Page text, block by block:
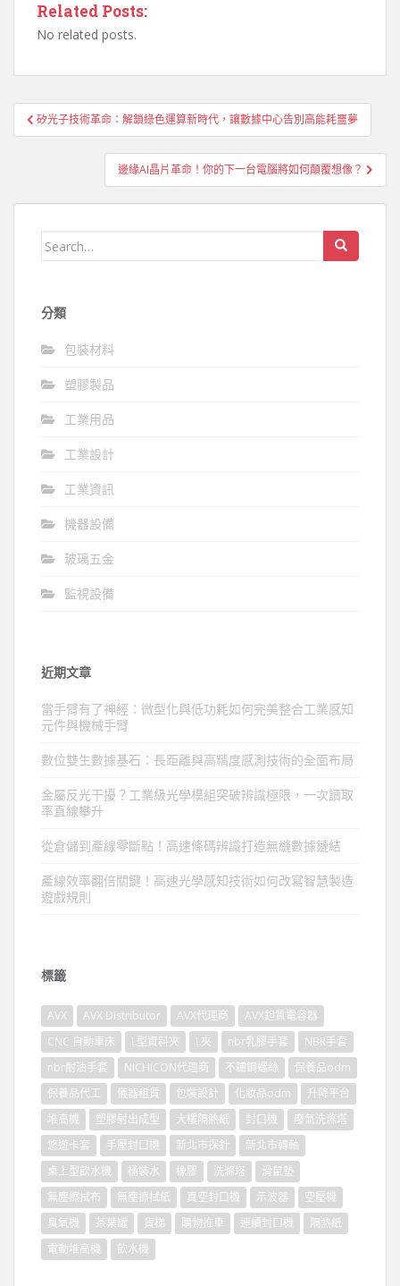
Related Posts:
No related posts.
文
章
矽光子技術革命：解鎖綠色運算新時代，讓數據中心告別高能耗噩夢
邊緣AI晶片革命！你的下一台電腦將如何顛覆想像？
Search
分類
包裝材料
塑膠製品
工業用品
工業設計
工業資訊
機器設備
玻璃五金
監視設備
近期文章
當手臂有了神經：微型化與低功耗如何完美整合工業感知
元件與機械手臂
數位雙生數據基石：長距離與高精度感測技術的全面布局
金屬反光干擾？工業級光學模組突破辨識極限，一次讀取
率直線攀升
從倉儲到產線零斷點！高速條碼辨識打造無縫數據鏈結
產線效率翻倍關鍵！高速光學感知技術如何改寫智慧製造
遊戲規則
標籤
AVX AVX Distributor AVX代理商
AVX鉭質電容器
CNC 自動車床
L型資料夾 L夾 nbr乳膠手套
NBR手套
nbr耐油手套
NICHICON代理商 不鏽鋼螺絲
保養品odm
保養品代工
儀器租賃 包裝設計 化妝品odm
升降平台
堆高機
塑膠射出成型 大樓隔熱紙 封口機
廢氣洗滌塔
悠遊卡套
手壓封口機 新北市探針
新北市轉軸
桌上型飲水機
桶裝水 橡膠 洗滌塔
滑鼠墊
無塵擦拭布
無塵擦拭紙 真空封口機 示波器
空壓機
臭氧機
茶葉罐 貨梯 購物推車 連續封口機
隔熱紙
電動堆高機
飲水機